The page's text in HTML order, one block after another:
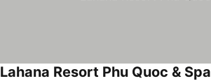
Lahana Resort Phu Quoc & Spa